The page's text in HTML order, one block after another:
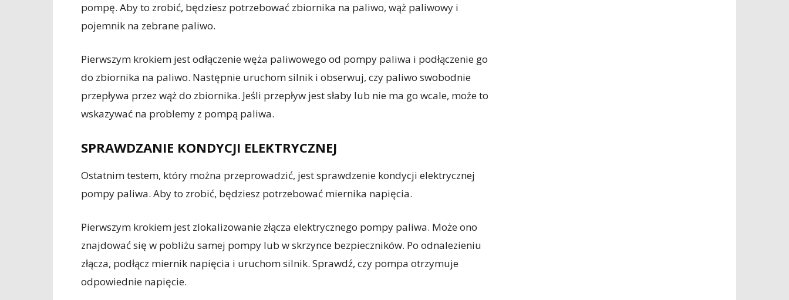
pompę. Aby to zrobić, będziesz potrzebować zbiornika na paliwo, wąż paliwowy i
pojemnik na zebrane paliwo.
Pierwszym krokiem jest odłączenie węża paliwowego od pompy paliwa i podłączenie go
do zbiornika na paliwo. Następnie uruchom silnik i obserwuj, czy paliwo swobodnie
przepływa przez wąż do zbiornika. Jeśli przepływ jest słaby lub nie ma go wcale, może to
wskazywać na problemy z pompą paliwa.
SPRAWDZANIE KONDYCJI ELEKTRYCZNEJ
Ostatnim testem, który można przeprowadzić, jest sprawdzenie kondycji elektrycznej
pompy paliwa. Aby to zrobić, będziesz potrzebować miernika napięcia.
Pierwszym krokiem jest zlokalizowanie złącza elektrycznego pompy paliwa. Może ono
znajdować się w pobliżu samej pompy lub w skrzynce bezpieczników. Po odnalezieniu
złącza, podłącz miernik napięcia i uruchom silnik. Sprawdź, czy pompa otrzymuje
odpowiednie napięcie.